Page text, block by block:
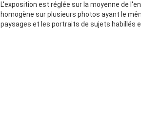
L'exposition est réglée sur la moyenne de
homogène sur plusieurs photos ayant le
paysages et les portraits de sujets habillés